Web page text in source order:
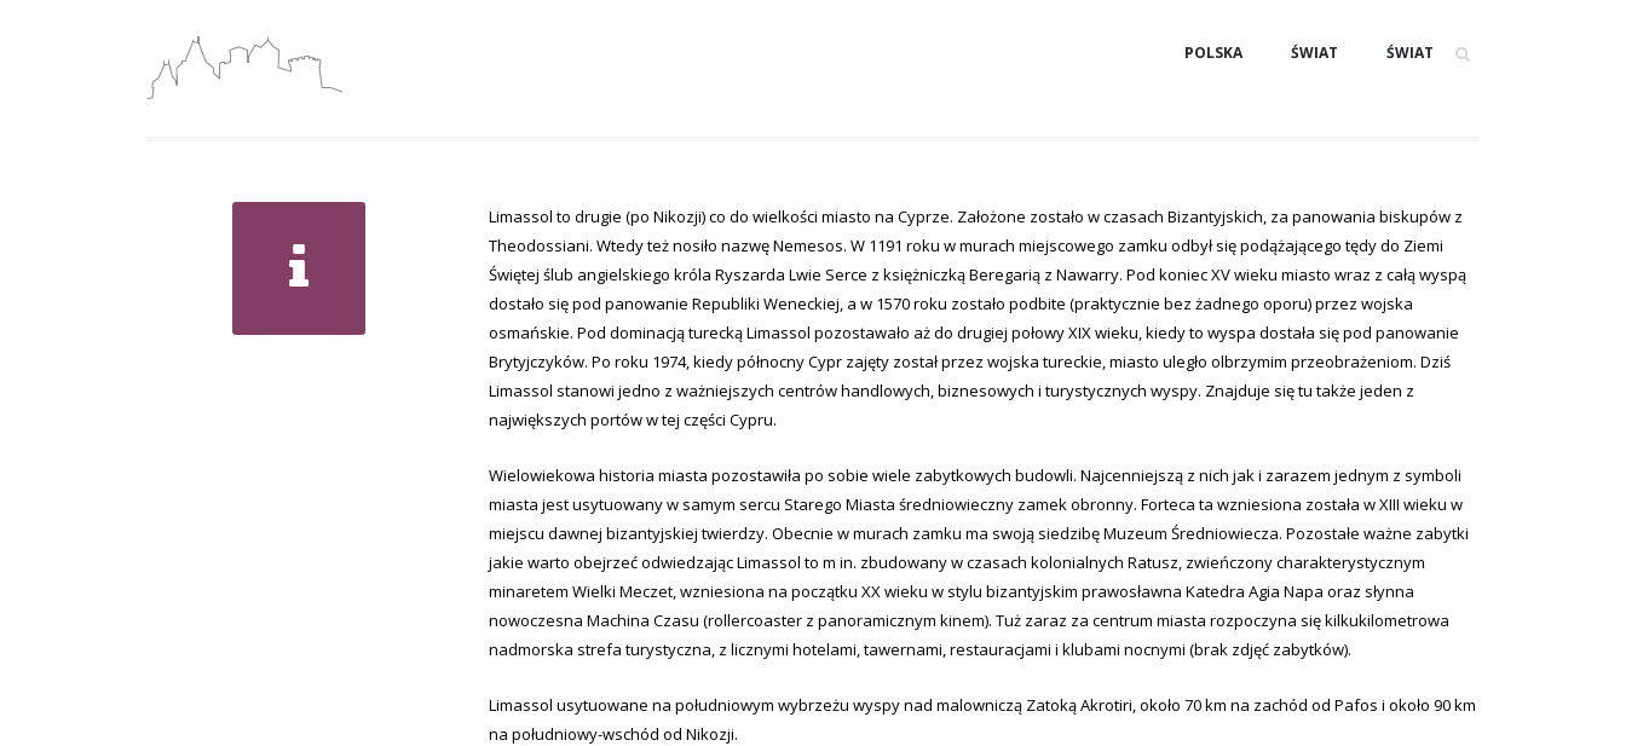
POLSKA ŚWIAT ŚWIAT
Limassol to drugie (po Nikozji) co do wielkości miasto na Cyprze. Założone zostało w czasach Bizantyjskich, za panowania biskupów z
Theodossiani. Wtedy też nosiło nazwę Nemesos. W 1191 roku w murach miejscowego zamku odbył się podążającego tędy do Ziemi
Świętej ślub angielskiego króla Ryszarda Lwie Serce z księżniczką Beregarią z Nawarry. Pod koniec XV wieku miasto wraz z całą wyspą
dostało się pod panowanie Republiki Weneckiej, a w 1570 roku zostało podbite (praktycznie bez żadnego oporu) przez wojska
osmańskie. Pod dominacją turecką Limassol pozostawało aż do drugiej połowy XIX wieku, kiedy to wyspa dostała się pod panowanie
Brytyjczyków. Po roku 1974, kiedy północny Cypr zajęty został przez wojska tureckie, miasto uległo olbrzymim przeobrażeniom. Dziś
Limassol stanowi jedno z ważniejszych centrów handlowych, biznesowych i turystycznych wyspy. Znajduje się tu także jeden z
największych portów w tej części Cypru.
Wielowiekowa historia miasta pozostawiła po sobie wiele zabytkowych budowli. Najcenniejszą z nich jak i zarazem jednym z symboli
miasta jest usytuowany w samym sercu Starego Miasta średniowieczny zamek obronny. Forteca ta wzniesiona została w XIII wieku w
miejscu dawnej bizantyjskiej twierdzy. Obecnie w murach zamku ma swoją siedzibę Muzeum Średniowiecza. Pozostałe ważne zabytki
jakie warto obejrzeć odwiedzając Limassol to m in. zbudowany w czasach kolonialnych Ratusz, zwieńczony charakterystycznym
minaretem Wielki Meczet, wzniesiona na początku XX wieku w stylu bizantyjskim prawosławna Katedra Agia Napa oraz słynna
nowoczesna Machina Czasu (rollercoaster z panoramicznym kinem). Tuż zaraz za centrum miasta rozpoczyna się kilkukilometrowa
nadmorska strefa turystyczna, z licznymi hotelami, tawernami, restauracjami i klubami nocnymi (brak zdjęć zabytków).
Limassol usytuowane na południowym wybrzeżu wyspy nad malowniczą Zatoką Akrotiri, około 70 km na zachód od Pafos i około 90 km
na południowy-wschód od Nikozji.